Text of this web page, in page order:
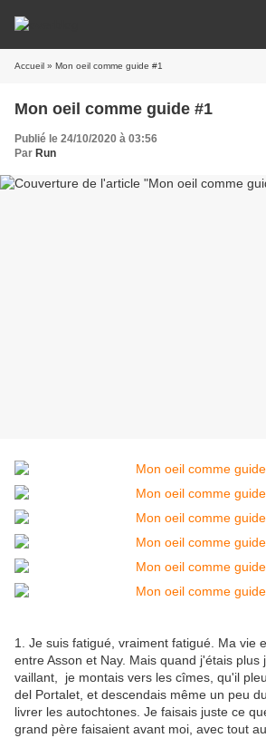
Accueil » Mon oeil comme guide #1
Mon oeil comme guide #1
Publié le 24/10/2020 à 03:56
Par Run
1. Je suis fatigué, vraiment fatigué. Ma vie
entre Asson et Nay. Mais quand j'étais plus
vaillant, je montais vers les cîmes, qu'il
del Portalet, et descendais même un peu
livrer les autochtones. Je faisais juste ce
grand père faisaient avant moi, avec tout